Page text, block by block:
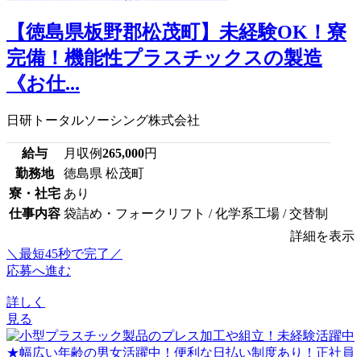
【徳島県板野郡松茂町】未経験OK！寮
完備！機能性プラスチックスの製造
《お仕...
日研トータルソーシング株式会社
給与 月収例265,000円
勤務地
徳島県 松茂町
寮・社宅 あり
仕事内容 袋詰め・フォークリフト / 化学系工場 / 交替制
詳細を表示
＼最短45秒で完了／
応募へ進む
詳しく
見る